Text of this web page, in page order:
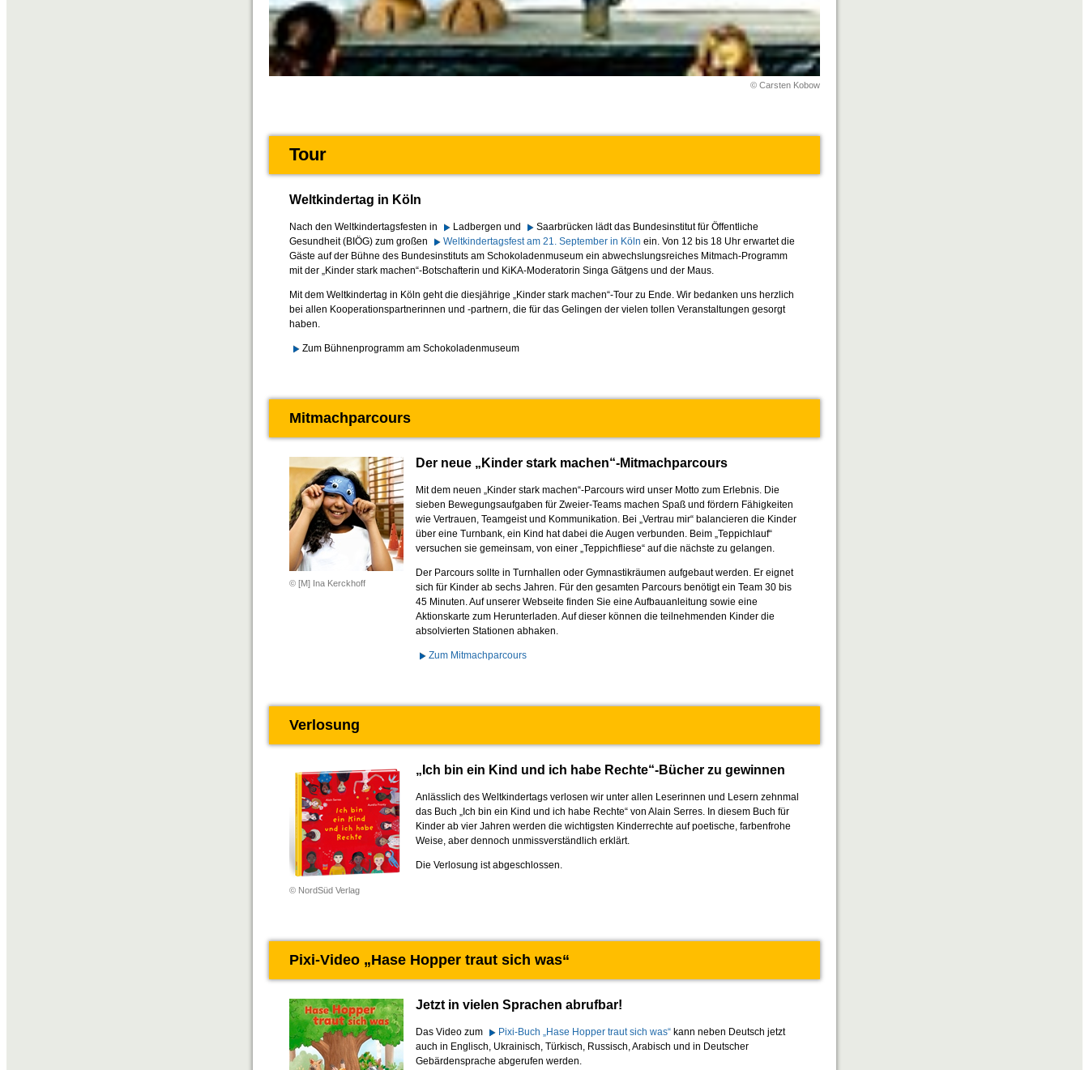
© Carsten Kobow
Tour
Weltkindertag in Köln
Nach den Weltkindertagsfesten in Ladbergen und
Saarbrücken lädt das Bundesinstitut für Öffentliche
Gesundheit (BIÖG) zum großen
Weltkindertagsfest am 21. September in Köln ein. Von 12 bis 18 Uhr erwartet die
Gäste auf der Bühne des Bundesinstituts am Schokoladenmuseum ein abwechslungsreiches Mitmach-Programm
mit der „Kinder stark machen“-Botschafterin und KiKA-Moderatorin Singa Gätgens und der Maus.
Mit dem Weltkindertag in Köln geht die diesjährige „Kinder stark machen“-Tour zu Ende. Wir bedanken uns herzlich
bei allen Kooperationspartnerinnen und -partnern, die für das Gelingen der vielen tollen Veranstaltungen gesorgt
haben.
Zum Bühnenprogramm am Schokoladenmuseum
Mitmachparcours
© [M] Ina Kerckhoff
Der neue „Kinder stark machen“-­Mitmach­parcours
Mit dem neuen „Kinder stark machen“-Parcours wird unser Motto zum Erlebnis. Die
sieben Bewegungsaufgaben für Zweier-Teams machen Spaß und fördern Fähigkeiten
wie Vertrauen, Teamgeist und Kommunikation. Bei „Vertrau mir“ balancieren die Kinder
über eine Turnbank, ein Kind hat dabei die Augen verbunden. Beim „Teppichlauf“
versuchen sie gemeinsam, von einer „Teppichfliese“ auf die nächste zu gelangen.
Der Parcours sollte in Turnhallen oder Gymnastikräumen aufgebaut werden. Er eignet
sich für Kinder ab sechs Jahren. Für den gesamten Parcours benötigt ein Team 30 bis
45 Minuten. Auf unserer Webseite finden Sie eine Aufbauanleitung sowie eine
Aktionskarte zum Herunterladen. Auf dieser können die teilnehmenden Kinder die
absolvierten Stationen abhaken.
Zum Mitmachparcours
Verlosung
© NordSüd Verlag
„Ich bin ein Kind und ich habe Rechte“-­Bücher zu gewinnen
Anlässlich des Weltkindertags verlosen wir unter allen Leserinnen und Lesern zehnmal
das Buch „Ich bin ein Kind und ich habe Rechte“ von Alain Serres. In diesem Buch für
Kinder ab vier Jahren werden die wichtigsten Kinderrechte auf poetische, farbenfrohe
Weise, aber dennoch unmissverständlich erklärt.
Die Verlosung ist abgeschlossen.
Pixi-Video „Hase Hopper traut sich was“
Jetzt in vielen Sprachen abrufbar!
Das Video zum Pixi-Buch „Hase Hopper traut sich was“ kann neben Deutsch jetzt
auch in Englisch, Ukrainisch, Türkisch, Russisch, Arabisch und in Deutscher
Gebärdensprache abgerufen werden.